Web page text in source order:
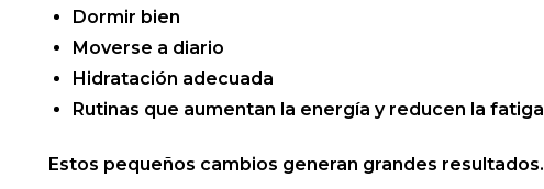
Dormir bien
Moverse a diario
Hidratación adecuada
Rutinas que aumentan la energía y reducen la fatiga
Estos pequeños cambios generan grandes resultados.